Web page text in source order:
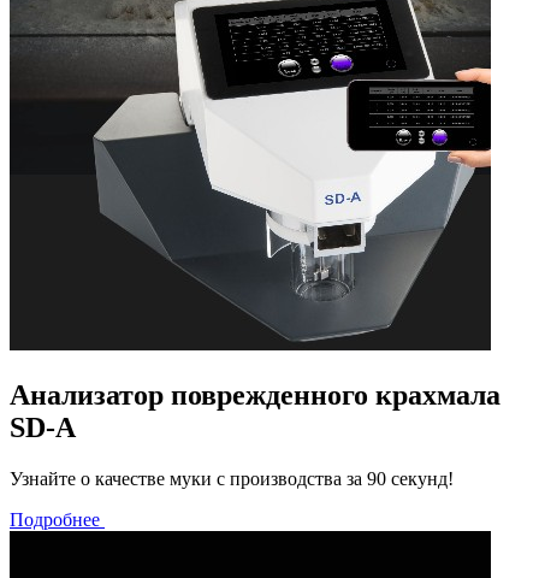
Анализатор поврежденного крахмала
SD-A
Узнайте о качестве муки с производства за 90 секунд!
Подробнее